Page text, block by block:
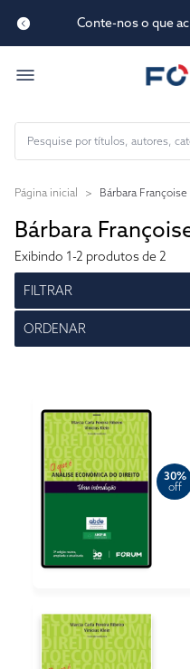
Conte-nos o que
Página inicial > Bárbara
Bárbara
Exibindo 1-2 produtos de 2
FILTRAR
ORDENAR
30%
off